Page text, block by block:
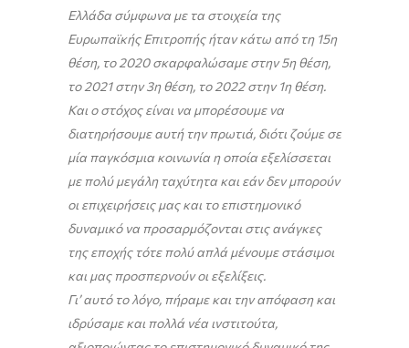
Ελλάδα σύμφωνα με τα στοιχεία της
Ευρωπαϊκής Επιτροπής ήταν κάτω από τη 15η
θέση, το 2020 σκαρφαλώσαμε στην 5η θέση,
το 2021 στην 3η θέση, το 2022 στην 1η θέση.
Και ο στόχος είναι να μπορέσουμε να
διατηρήσουμε αυτή την πρωτιά, διότι ζούμε σε
μία παγκόσμια κοινωνία η οποία εξελίσσεται
με πολύ μεγάλη ταχύτητα και εάν δεν μπορούν
οι επιχειρήσεις μας και το επιστημονικό
δυναμικό να προσαρμόζονται στις ανάγκες
της εποχής τότε πολύ απλά μένουμε στάσιμοι
και μας προσπερνούν οι εξελίξεις.
Γι’ αυτό το λόγο, πήραμε και την απόφαση και
ιδρύσαμε και πολλά νέα ινστιτούτα,